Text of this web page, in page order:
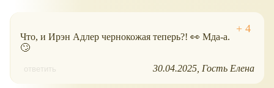
Что, и Ирэн Адлер чернокожая теперь?! 👀 Мда-а.
🙄
ответить 30.04.2025 Гость Елена